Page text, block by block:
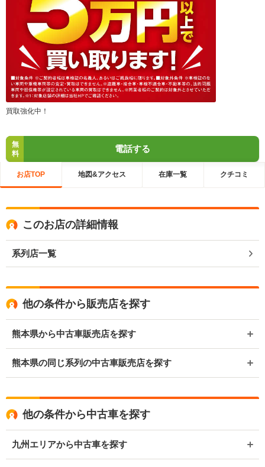
買取強化中！
無
料
電話する
お店TOP 地図&アクセス 在庫一覧 クチコミ
このお店の詳細情報
系列店一覧
他の条件から販売店を探す
熊本県から中古車販売店を探す
熊本県の同じ系列の中古車販売店を探す
他の条件から中古車を探す
九州エリアから中古車を探す